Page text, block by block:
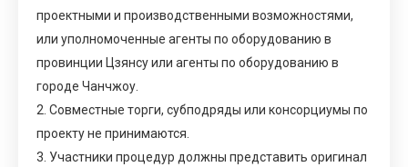
проектными и производственными возможностями,
или уполномоченные агенты по оборудованию в
провинции Цзянсу или агенты по оборудованию в
городе Чанчжоу.
2. Совместные торги, субподряды или консорциумы по
проекту не принимаются.
3. Участники процедур должны представить оригинал